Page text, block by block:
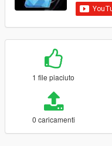
1 file piaciuto
0 caricamenti